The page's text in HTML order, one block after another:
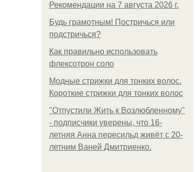
Рекомендации на 7 августа 2026 г.
Будь грамотным! Постричься или
подстричься?
Как правильно использовать
флексотрон соло
Модные стрижки для тонких волос.
Короткие стрижки для тонких волос
"Отпустили Жить к Возлюбленному"
- подписчики уверены, что 16-
летняя Анна пересильд живёт с 20-
летним Ваней Дмитриенко.